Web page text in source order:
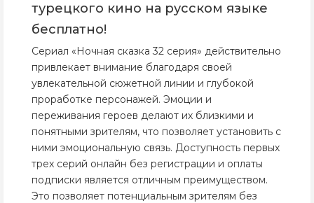
турецкого кино на русском языке
бесплатно!
Сериал «Ночная сказка 32 серия» действительно
привлекает внимание благодаря своей
увлекательной сюжетной линии и глубокой
проработке персонажей. Эмоции и
переживания героев делают их близкими и
понятными зрителям, что позволяет установить с
ними эмоциональную связь. Доступность первых
трех серий онлайн без регистрации и оплаты
подписки является отличным преимуществом.
Это позволяет потенциальным зрителям без